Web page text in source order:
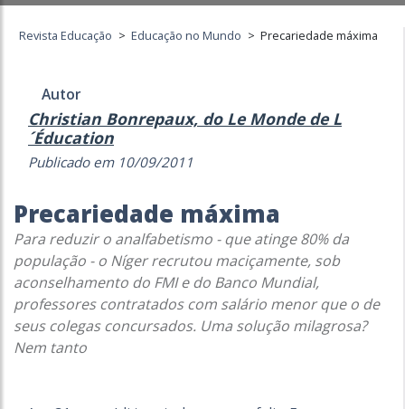
Revista Educação > Educação no Mundo > Precariedade máxima
Autor
Christian Bonrepaux, do Le Monde de L
´Éducation
Publicado em 10/09/2011
Precariedade máxima
Para reduzir o analfabetismo - que atinge 80% da
população - o Níger recrutou maciçamente, sob
aconselhamento do FMI e do Banco Mundial,
professores contratados com salário menor que o de
seus colegas concursados. Uma solução milagrosa?
Nem tanto